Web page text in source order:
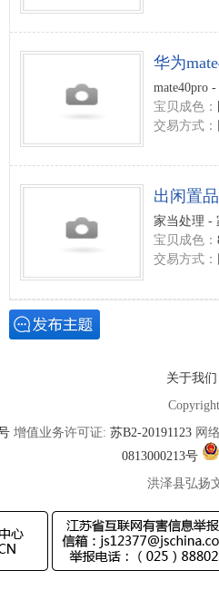
华为
mate40pro
宝贝成色：
交易方式：
出闲置
家当处理 -
宝贝成色：
交易方式：
关于我们
增值业务许可证: 苏B2-20191123 网
0813000213号
洪泽县弘扬